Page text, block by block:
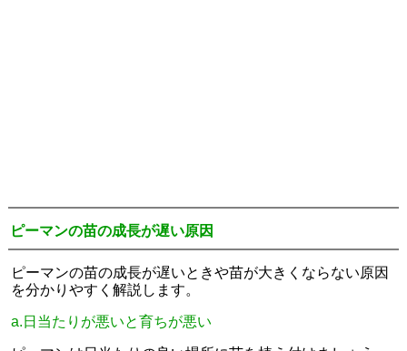
ピーマンの苗の成長が遅い原因
ピーマンの苗の成長が遅いときや苗が大きくならない原因
を分かりやすく解説します。
a.日当たりが悪いと育ちが悪い